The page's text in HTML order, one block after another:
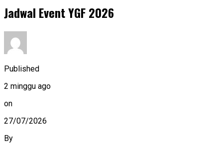
Jadwal Event YGF 2026
Published
2 minggu ago
on
27/07/2026
By